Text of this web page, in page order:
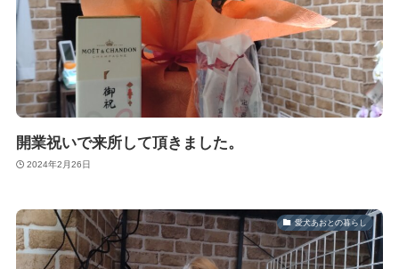
開業祝いで来所して頂きました。
2024年2月26日
愛犬あおとの暮らし